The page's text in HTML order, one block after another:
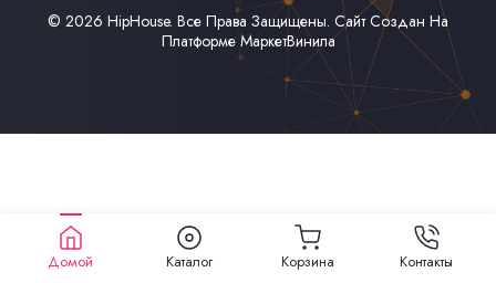
© 2026 HipHouse. Все Права Защищены. Сайт Создан На
Платформе МаркетВинила
Домой Каталог Корзина Контакты